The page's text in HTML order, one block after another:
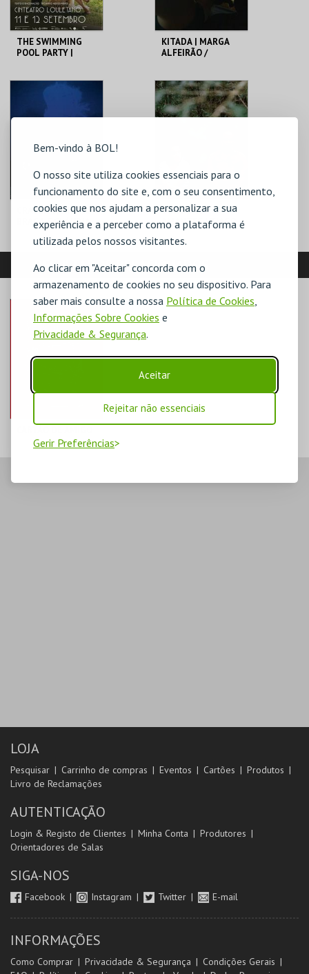
Bem-vindo à BOL!
O nosso site utiliza cookies essenciais para o
funcionamento do site e, com o seu consentimento,
cookies que nos ajudam a personalizar a sua
experiência e a perceber como a plataforma é
utilizada pelos nossos visitantes.
Ao clicar em "Aceitar" concorda com o
armazenamento de cookies no seu dispositivo. Para
saber mais consulte a nossa Política de Cookies,
Informações Sobre Cookies e
Privacidade & Segurança.
Aceitar
Rejeitar não essenciais
Gerir Preferências
THE SWIMMING
POOL PARTY |
CINETEATRO
LOULETANO
KITADA | MARGA
ALFEIRÃO /
CINETEATRO
LOULETANO
CRATERA | ANDRÉ
BRAGA E CLÁUDIA
FIGUEIREDO / CRL –
CENTRAL ELÉTRICA
LOULETANO
MAIS INFO
COMPRAR
CORO DOS
AMANTES | TIAGO
RODRIGUES /
CLÁUDIA GAIOLAS
LOULETANO
MAIS INFO
RESULTADOS RELACIONADOS
AQUISIÇÃO 2026
LOJA
Pesquisar Carrinho de compras Eventos Cartões
Produtos
Livro de Reclamações
AUTENTICAÇÃO
Login & Registo de Clientes Minha Conta
Produtores
Orientadores de Salas
SIGA-NOS
Facebook Instagram Twitter E-mail
INFORMAÇÕES
Como Comprar Privacidade & Segurança
Condições Gerais